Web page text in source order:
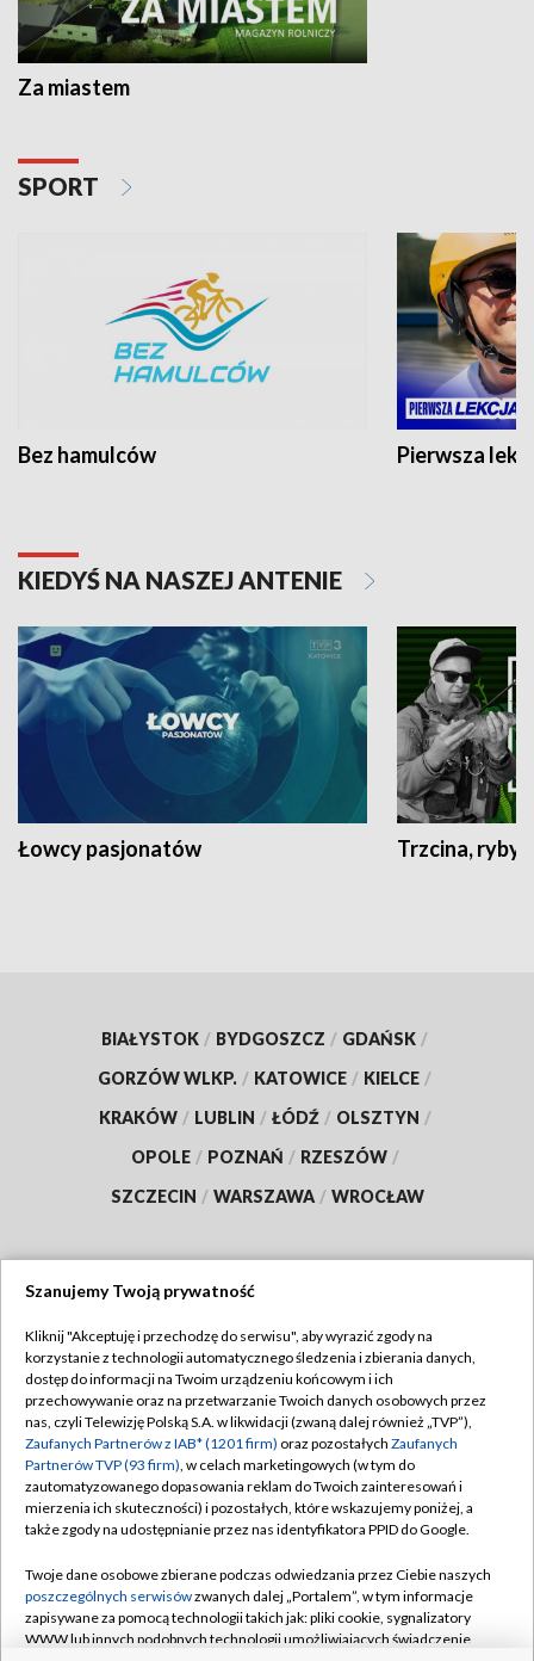
Za miastem
SPORT
Bez hamulców Pierwsza
KIEDYŚ NA NASZEJ ANTENIE
Łowcy pasjonatów Trzcina, ryby
BIAŁYSTOK / BYDGOSZCZ / GDAŃSK /
GORZÓW WLKP. / KATOWICE / KIELCE /
KRAKÓW / LUBLIN / ŁÓDŹ / OLSZTYN /
OPOLE / POZNAŃ / RZESZÓW /
SZCZECIN / WARSZAWA / WROCŁAW
TVP
Abonament TVP
Emisja w TVP
Centrum informacji TVP
Naziemna Telewizja Cyfrowa
Rada Programowa
System NOS
Regulamin TVP
Polityka prywatności
Moje zgody
Pomoc
Kontakt
Szanujemy Twoją prywatność
Kliknij "Akceptuję i przechodzę do serwisu", aby wyrazić zgody na
korzystanie z technologii automatycznego śledzenia i zbierania danych,
dostęp do informacji na Twoim urządzeniu końcowym i ich
przechowywanie oraz na przetwarzanie Twoich danych osobowych przez
nas, czyli Telewizję Polską S.A. w likwidacji (zwaną dalej również „TVP”),
Zaufanych Partnerów z IAB* (1201 firm) oraz pozostałych Zaufanych
Partnerów TVP (93 firm), w celach marketingowych (w tym do
zautomatyzowanego dopasowania reklam do Twoich zainteresowań i
mierzenia ich skuteczności) i pozostałych, które wskazujemy poniżej, a
także zgody na udostępnianie przez nas identyfikatora PPID do Google.
Twoje dane osobowe zbierane podczas odwiedzania przez Ciebie naszych
poszczególnych serwisówzwanych dalej „Portalem”, w tym informacje
zapisywane za pomocą technologii takich jak: pliki cookie, sygnalizatory
WWW lub innych podobnych technologii umożliwiających świadczenie